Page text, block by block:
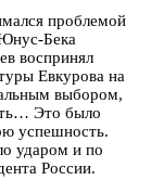
проблемой
Бека
воспринял
Евкурова на
выбором,
Это было
успешность.
ударом и по
России.